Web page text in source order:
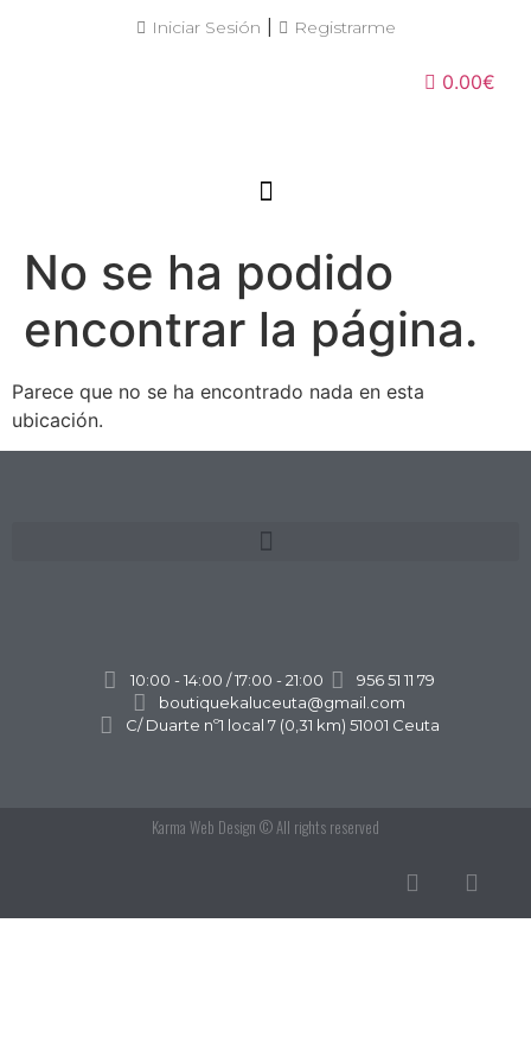
Iniciar Sesión Registrarme
0.00€
No se ha podido
encontrar la página.
Parece que no se ha encontrado nada en esta
ubicación.
10:00 - 14:00 / 17:00 - 21:00
956 51 11 79
boutiquekaluceuta@gmail.com
C/ Duarte nº1 local 7 (0,31 km) 51001 Ceuta
Karma Web Design © All rights reserved